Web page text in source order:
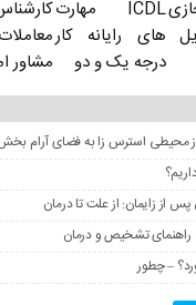
ICDL مهارت
های رایانه کار
درجه یک و دو
مشاور
محیطی استرس زا به فضای آرام
از زایمان: از علت تا درمان
راهنمای تشخیص و درمان
– چطور